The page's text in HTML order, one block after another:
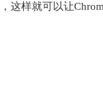
这样就可以让